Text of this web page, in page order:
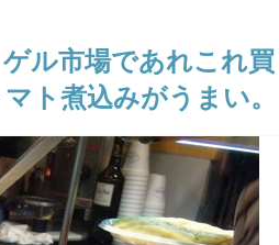
ル市場であれこれ買
ト煮込みがうまい。